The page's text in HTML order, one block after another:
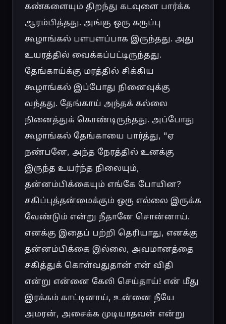
கண்களையும் திறந்து கடவுளை பார்க்க
ஆரம்பித்தது. அங்கு ஒரு கருப்பு
கூழாங்கல் பளபளப்பாக இருந்தது. அது
உயரத்தில் வைக்கப்பட்டிருந்தது.
தேங்காய்க்கு மரத்தில் சிக்கிய
கூழாங்கல் இப்போது நினைவுக்கு
வந்தது. தேங்காய் அந்தக் கல்லை
நினைத்துக் கொண்டிருந்தது. அப்போது
கூழாங்கல் தேங்காயை பார்த்து, "ஏ
நண்பனே, அந்த நேரத்தில் உனக்கு
இருந்த உயர்ந்த நிலையும்,
தன்னம்பிக்கையும் எங்கே போயின?
சகிப்புத்தன்மைக்கும் ஒரு எல்லை இருக்க
வேண்டும் என்று நீதானே சொன்னாய்.
எனக்கு இதைப் பற்றி தெரியாது, எனக்கு
தன்னம்பிக்கை இல்லை, அவமானத்தை
சகித்துக் கொள்வதுதான் என் விதி
என்று என்னை கேலி செய்தாய்! என் மீது
இரக்கம் காட்டினாய், உன்னை நீயே
அமரன், அசைக்க முடியாதவன் என்று